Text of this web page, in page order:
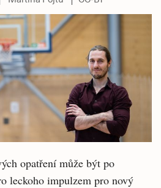
opatření může být po
leckoho impulzem pro nový